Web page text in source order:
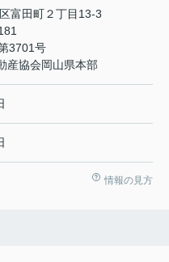
富田町２丁目13-3
3701号
産協会岡山県本部
情報の見方